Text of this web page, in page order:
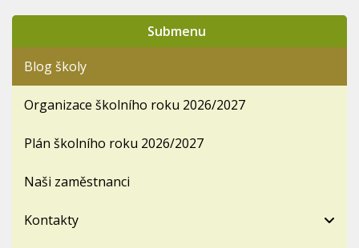
Submenu
Blog školy
Organizace školního roku 2026/2027
Plán školního roku 2026/2027
Naši zaměstnanci
Kontakty